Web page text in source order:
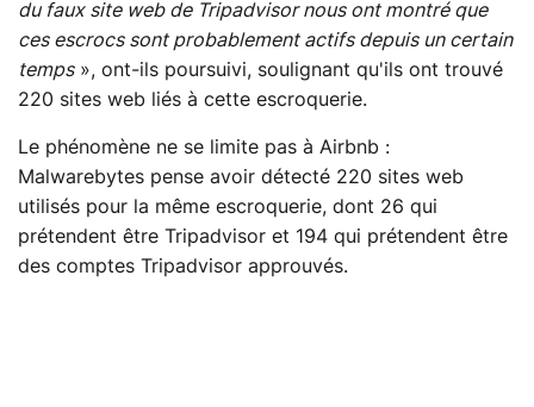
du faux site web de Tripadvisor nous ont montré que
ces escrocs sont probablement actifs depuis un certain
temps», ont-ils poursuivi, soulignant qu'ils ont trouvé
220 sites web liés à cette escroquerie.
Le phénomène ne se limite pas à Airbnb :
Malwarebytes pense avoir détecté 220 sites web
utilisés pour la même escroquerie, dont 26 qui
prétendent être Tripadvisor et 194 qui prétendent être
des comptes Tripadvisor approuvés.